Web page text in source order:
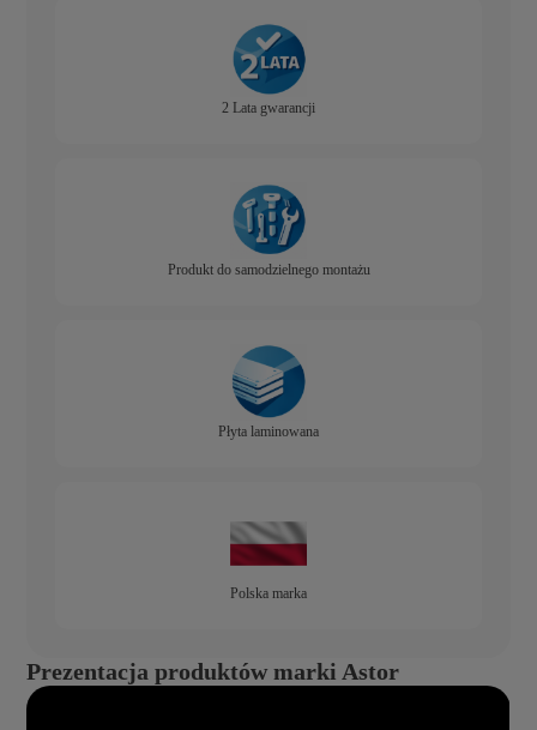
2 Lata gwarancji
Produkt do samodzielnego montażu
Płyta laminowana
Polska marka
Prezentacja produktów marki Astor